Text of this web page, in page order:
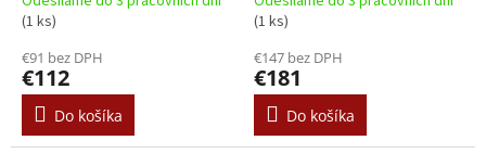
(1 ks)
€91 bez DPH
€112
Do košíka
(1 ks)
€147 bez DPH
€181
Do košíka